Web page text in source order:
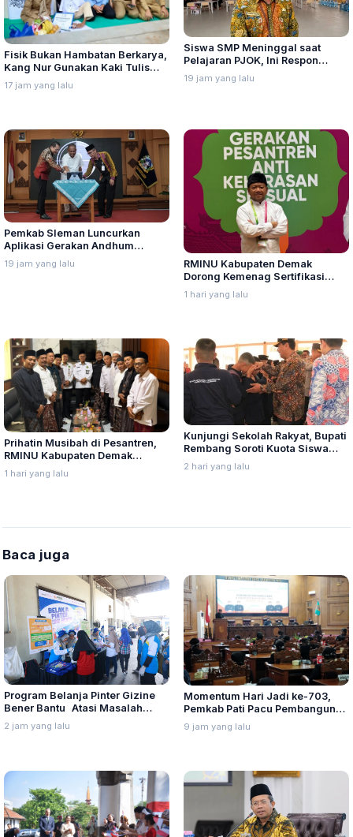
Fisik Bukan Hambatan Berkarya,
Kang Nur Gunakan Kaki Tulis
Kaligrafi Arab
17 jam yang lalu
Siswa SMP Meninggal saat
Pelajaran PJOK, Ini Respon
Dindikpora Rembang
19 jam yang lalu
Pemkab Sleman Luncurkan
Aplikasi Gerakan Andhum
Handarbeni Penanganan Anak
Tidak Sekolah Berbasis Early
19 jam yang lalu
RMINU Kabupaten Demak
Dorong Kemenag Sertifikasi
Manajemen Perlindungan Santri
1 hari yang lalu
Prihatin Musibah di Pesantren,
RMINU Kabupaten Demak
Dorong Sertifikasi Perlindungan
Santri
1 hari yang lalu
Kunjungi Sekolah Rakyat, Bupati
Rembang Soroti Kuota Siswa
Belum Penuh
2 hari yang lalu
Baca juga
Program Belanja Pinter Gizine
Bener Bantu Atasi Masalah
Stunting di Kudus
2 jam yang lalu
Momentum Hari Jadi ke-703,
Pemkab Pati Pacu Pembangunan
Daerah
9 jam yang lalu